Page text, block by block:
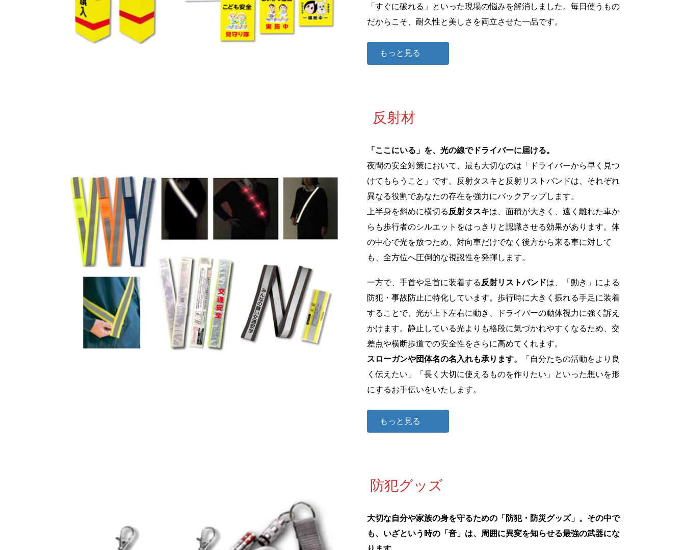
「すぐに破れる」といった現場の悩みを解消しました。毎日使うもの
だからこそ、耐久性と美しさを両立させた一品です。
もっと見る
反射材
「ここにいる」を、光の線でドライバーに届ける。
夜間の安全対策において、最も大切なのは「ドライバーから早く見つ
けてもらうこと」です。反射タスキと反射リストバンドは、それぞれ
異なる役割であなたの存在を強力にバックアップします。
上半身を斜めに横切る 反射タスキは、面積が大きく、遠く離れた車か
らも歩行者のシルエットをはっきりと認識させる効果があります。体
の中心で光を放つため、対向車だけでなく後方から来る車に対して
も、全方位へ圧倒的な視認性を発揮します。
一方で、手首や足首に装着する 反射リストバンドは、「動き」による
防犯・事故防止に特化しています。歩行時に大きく振れる手足に装着
することで、光が上下左右に動き、ドライバーの動体視力に強く訴え
かけます。静止している光よりも格段に気づかれやすくなるため、交
差点や横断歩道での安全性をさらに高めてくれます。
スローガンや団体名の名入れも承ります。
「自分たちの活動をより良
く伝えたい」「長く大切に使えるものを作りたい」といった想いを形
にするお手伝いをいたします。
もっと見る
防犯グッズ
大切な自分や家族の身を守るための「防犯・防災グッズ」。その中で
も、いざという時の「音」は、周囲に異変を知らせる最強の武器にな